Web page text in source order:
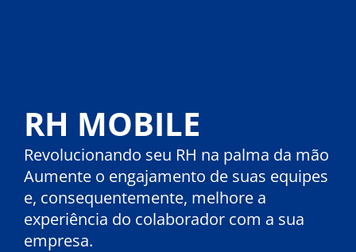
RH MOBILE
Revolucionando seu RH na palma da mão
Aumente o engajamento de suas equipes
e, consequentemente, melhore a
experiência do colaborador com a sua
empresa.